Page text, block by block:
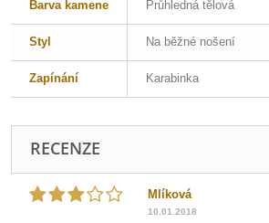
Barva kamene Průhledná tělová
Styl Na běžné nošení
Zapínání Karabinka
RECENZE
Mlíková
10.01.2018